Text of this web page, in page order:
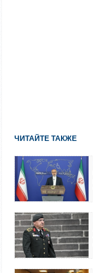
ЧИТАЙТЕ ТАКЖЕ